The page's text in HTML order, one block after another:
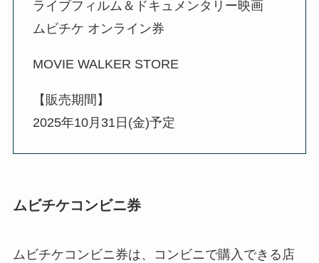
ライブフィルム＆ドキュメンタリー映画
ムビチケ オンライン券
MOVIE WALKER STORE
【販売期間】
2025年10月31日(金)予定
ムビチケコンビニ券
ムビチケコンビニ券は、コンビニで購入できる店